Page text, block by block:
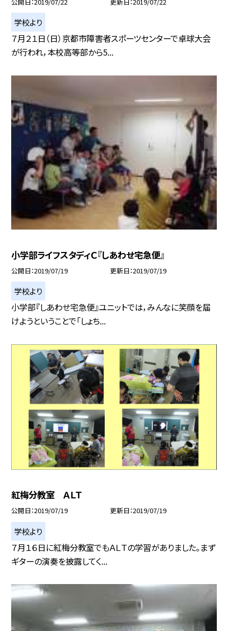
学校より
７月２１日（日）京都市障害者スポーツセンターで卓球大会
が行われ，本校高等部から5...
小学部ライフスタディＣ『しあわせ宅急便』
公開日 2019/07/19 更新日 2019/07/19
学校より
小学部『しあわせ宅急便』ユニットでは，みんなに笑顔を届
けようということで「しょち...
紅梅分教室 ＡＬＴ
公開日 2019/07/19 更新日 2019/07/19
学校より
７月１６日に紅梅分教室でもＡＬＴの学習がありました。まず
ギターの演奏を披露してく...